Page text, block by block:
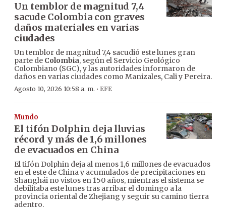
Un temblor de magnitud 7,4
sacude Colombia con graves
daños materiales en varias
ciudades
Un temblor de magnitud 7,4 sacudió este lunes gran
parte de Colombia, según el Servicio Geológico
Colombiano (SGC), y las autoridades informaron de
daños en varias ciudades como Manizales, Cali y Pereira.
Agosto 10, 2026 10:58 a. m. · EFE
Mundo
El tifón Dolphin deja lluvias
récord y más de 1,6 millones
de evacuados en China
El tifón Dolphin deja al menos 1,6 millones de evacuados
en el este de China y acumulados de precipitaciones en
Shanghái no vistos en 150 años, mientras el sistema se
debilitaba este lunes tras arribar el domingo a la
provincia oriental de Zhejiang y seguir su camino tierra
adentro.